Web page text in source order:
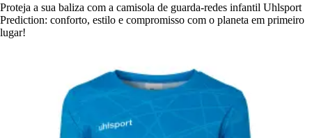
Proteja a sua baliza com a camisola de guarda-redes infantil Uhlsport
Prediction: conforto, estilo e compromisso com o planeta em primeiro
lugar!